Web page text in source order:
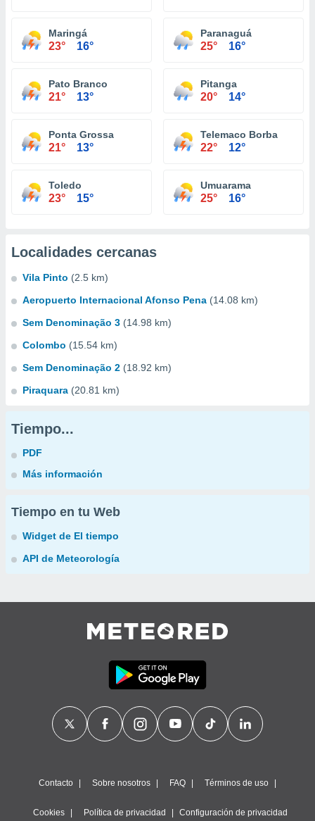
Maringá
23° 16°
Paranaguá
25° 16°
Pato Branco
21° 13°
Pitanga
20° 14°
Ponta Grossa
21° 13°
Telemaco Borba
22° 12°
Toledo
23° 15°
Umuarama
25° 16°
Localidades cercanas
Vila Pinto (2.5 km)
Aeropuerto Internacional Afonso Pena (14.08 km)
Sem Denominação 3 (14.98 km)
Colombo (15.54 km)
Sem Denominação 2 (18.92 km)
Piraquara (20.81 km)
Tiempo...
PDF
Más información
Tiempo en tu Web
Widget de El tiempo
API de Meteorología
Contacto Sobre nosotros FAQ Términos de uso
Cookies Política de privacidad Configuración de privacidad